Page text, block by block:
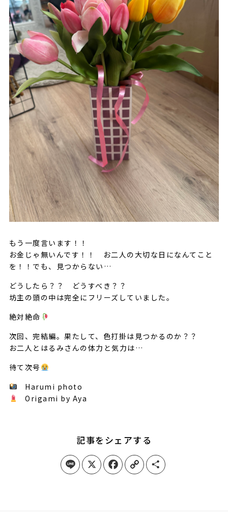
もう一度言います！！
お金じゃ無いんです！！ お二人の大切な日になんてこと
を！！でも、見つからない…
どうしたら？？ どうすべき？？
坊主の頭の中は完全にフリーズしていました。
絶対絶命
次回、完結編。果たして、色打掛は見つかるのか？？
お二人とはるみさんの体力と気力は…
待て次号
Harumi photo
Origami by Aya
記事をシェアする
Line X Facebook Copy Link Share